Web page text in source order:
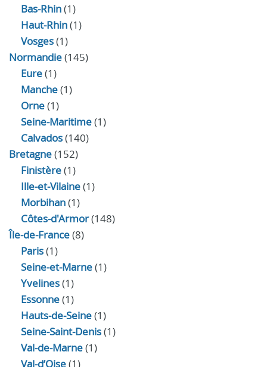
Bas-Rhin(1)
Haut-Rhin(1)
Vosges(1)
Normandie(145)
Eure(1)
Manche(1)
Orne(1)
Seine-Maritime(1)
Calvados(140)
Bretagne(152)
Finistère(1)
Ille-et-Vilaine(1)
Morbihan(1)
Côtes-d'Armor(148)
Île-de-France(8)
Paris(1)
Seine-et-Marne(1)
Yvelines(1)
Essonne(1)
Hauts-de-Seine(1)
Seine-Saint-Denis(1)
Val-de-Marne(1)
Val-d’Oise(1)